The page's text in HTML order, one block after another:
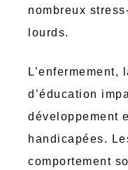
nombreux
lourds.
d’éducation
développement
handicapées.
comportement